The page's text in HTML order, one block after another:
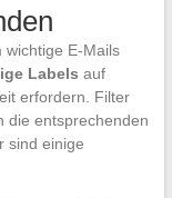
wichtige E-Mails
Labels auf
erfordern. Filter
die entsprechenden
sind einige